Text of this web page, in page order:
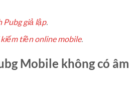
Pubg giả lập.
tiền online mobile.
Mobile không có âm